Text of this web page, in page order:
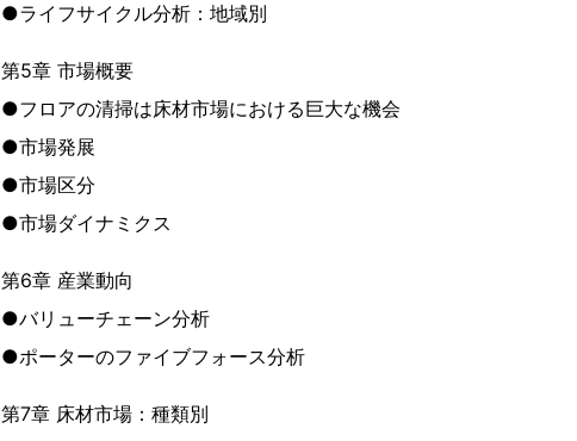
●ライフサイクル分析：地域別
第5章 市場概要
●フロアの清掃は床材市場における巨大な機会
●市場発展
●市場区分
●市場ダイナミクス
第6章 産業動向
●バリューチェーン分析
●ポーターのファイブフォース分析
第7章 床材市場：種類別